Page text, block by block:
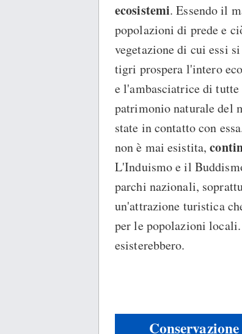
ecosistemi. Essendo il
popolazioni di prede e
vegetazione di cui essi
tigri prospera l'intero
e l'ambasciatrice di tutte
patrimonio naturale del
state in contatto con
non è mai esistita,
L'Induismo e il
parchi nazionali,
un'attrazione turistica
per le popolazioni
esisterebbero.